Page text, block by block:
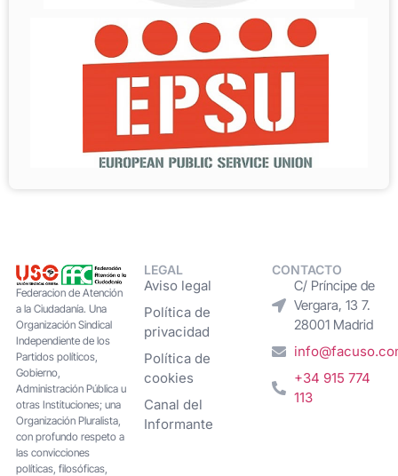
Federacion de Atención
a la Ciudadanía. Una
Organización Sindical
Independiente de los
Partidos políticos,
Gobierno,
Administración Pública u
otras Instituciones; una
Organización Pluralista,
con profundo respeto a
las convicciones
políticas, filosóficas,
LEGAL
Aviso legal
Política de
privacidad
Política de
cookies
Canal del
Informante
CONTACTO
C/ Príncipe de
Vergara, 13 7.
28001 Madrid
+34 915 774
113